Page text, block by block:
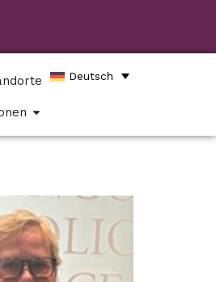
Deutsch